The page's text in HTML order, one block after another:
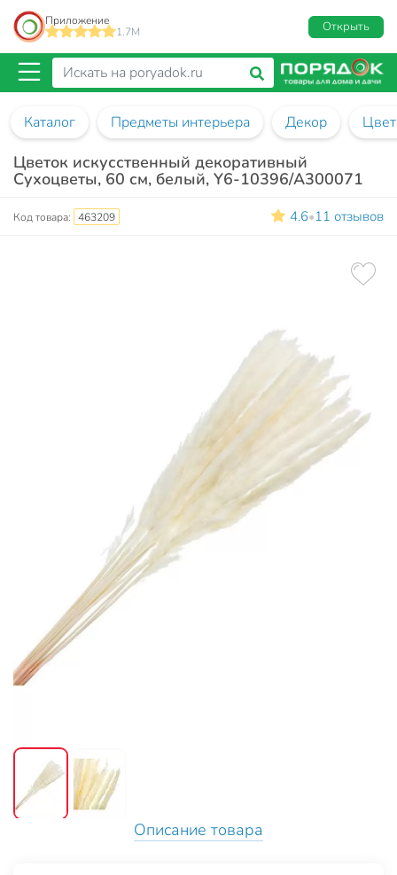
Приложение
1.7M
Открыть
Каталог Предметы интерьера Декор
Цветок искусственный декоративный
Сухоцветы, 60 см, белый, Y6-10396/A300071
Код товара: 463209 4.6•11 отзывов
Описание товара